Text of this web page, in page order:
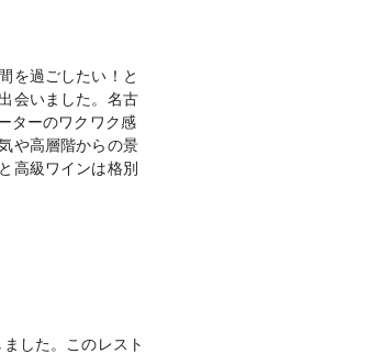
を過ごしたい！と
会いました。名古
ターのワクワク感
や高層階からの景
高級ワインは格別
した。このレスト